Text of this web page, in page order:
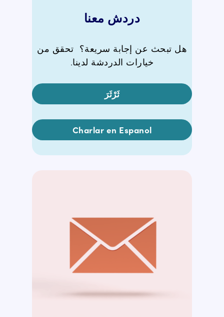
دردش معنا
هل تبحث عن إجابة سريعة؟ تحقق من
خيارات الدردشة لدينا.
ثَرْثَرَ
Charlar en Espanol